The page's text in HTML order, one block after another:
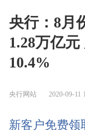
央行：8月
1.28万亿
10.4%
央行网站 2020-09-11
新客户免费领